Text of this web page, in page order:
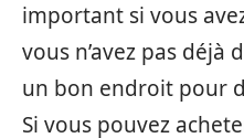
important si vous
vous n’avez pas déjà
un bon endroit pour
Si vous pouvez